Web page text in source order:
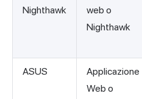
Nighthawk
web o
Nighthawk
ASUS
Applicazione
Web o